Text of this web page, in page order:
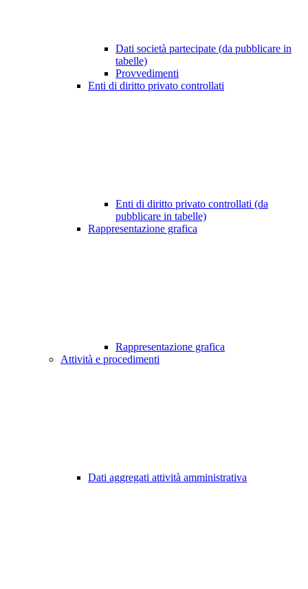
Dati società partecipate (da pubblicare in
tabelle)
Provvedimenti
Enti di diritto privato controllati
Enti di diritto privato controllati (da
pubblicare in tabelle)
Rappresentazione grafica
Rappresentazione grafica
Attività e procedimenti
Dati aggregati attività amministrativa